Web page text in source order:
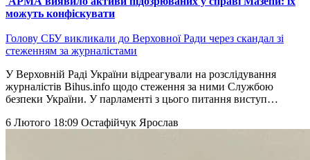
можуть конфіскувати
Голову СБУ викликали до Верховної Ради через скандал зі
стеженням за журналістами
У Верховній Раді України відреагували на розслідування
журналістів Bihus.info щодо стеження за ними Службою
безпеки України. У парламенті з цього питання виступ…
6 Лютого 18:09 Остафійчук Ярослав